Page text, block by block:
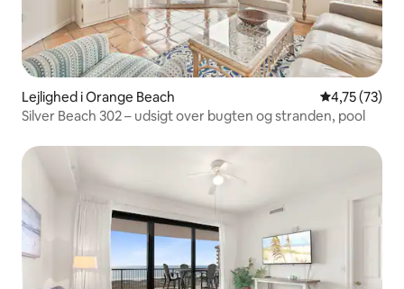
Lejlighed i Orange Beach 4,75 ud af 5
4,75 (73)
Silver Beach 302 – udsigt over bugten og stranden, pool